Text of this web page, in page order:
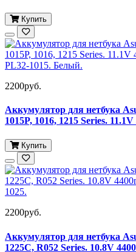
Купить
2200руб.
Аккумулятор для нетбука
1015P, 1016, 1215 Series.
Купить
2200руб.
Аккумулятор для нетбука
1225C, R052 Series. 10.8V